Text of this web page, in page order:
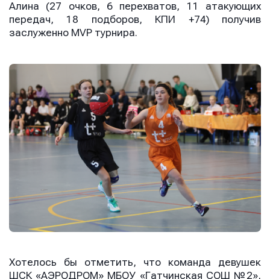
Алина (27 очков, 6 перехватов, 11 атакующих
передач, 18 подборов, КПИ +74) получив
заслуженно MVP турнира.
Хотелось бы отметить, что команда девушек
ШСК «АЭРОДРОМ» МБОУ «Гатчинская СОШ №2»,